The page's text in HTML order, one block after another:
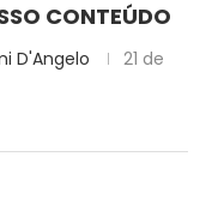
CONTEÚDO
D'Angelo
21 de